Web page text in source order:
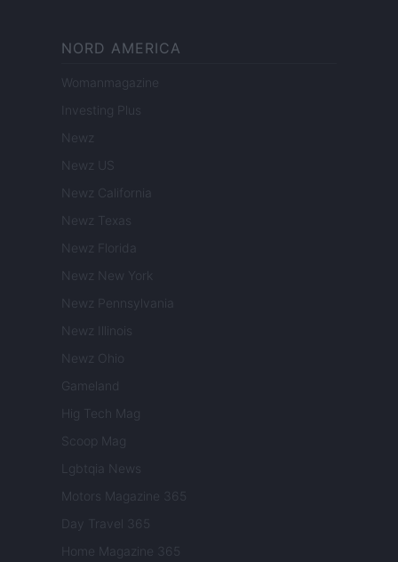
NORD AMERICA
Womanmagazine
Investing Plus
Newz
Newz US
Newz California
Newz Texas
Newz Florida
Newz New York
Newz Pennsylvania
Newz Illinois
Newz Ohio
Gameland
Hig Tech Mag
Scoop Mag
Lgbtqia News
Motors Magazine 365
Day Travel 365
Home Magazine 365